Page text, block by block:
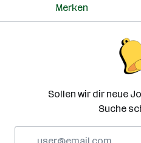
Merken
Sollen wir dir neue
Suche